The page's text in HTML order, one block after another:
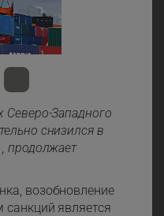
Северо-Западного
снизился в
продолжает
возобновление
санкций является